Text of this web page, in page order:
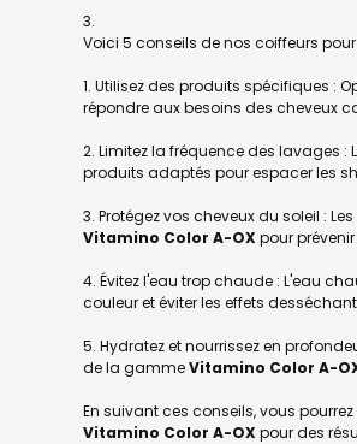
Voici 5 conseils de nos coiffeurs
1. Utilisez des produits spécifiques :
répondre aux besoins des cheveux
2. Limitez la fréquence des lavages
produits adaptés pour espacer les
3. Protégez vos cheveux du soleil :
Vitamino Color A-OX pour
4. Évitez l'eau trop chaude : L'eau
couleur et éviter les effets
5. Hydratez et nourrissez en
de la gammeVitamino Color A-
En suivant ces conseils, vous
Vitamino Color A-OX pour des